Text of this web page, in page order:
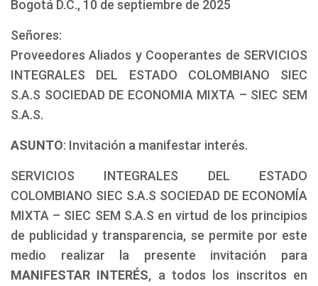
Bogotá D.C., 10 de septiembre de 2025
Señores:
Proveedores Aliados y Cooperantes de SERVICIOS
INTEGRALES DEL ESTADO COLOMBIANO SIEC
S.A.S SOCIEDAD DE ECONOMIA MIXTA – SIEC SEM
S.A.S.
ASUNTO: Invitación a manifestar interés.
SERVICIOS INTEGRALES DEL ESTADO
COLOMBIANO SIEC S.A.S SOCIEDAD DE ECONOMÍA
MIXTA – SIEC SEM S.A.S en virtud de los principios
de publicidad y transparencia, se permite por este
medio realizar la presente invitación para
MANIFESTAR INTERÉS, a todos los inscritos en